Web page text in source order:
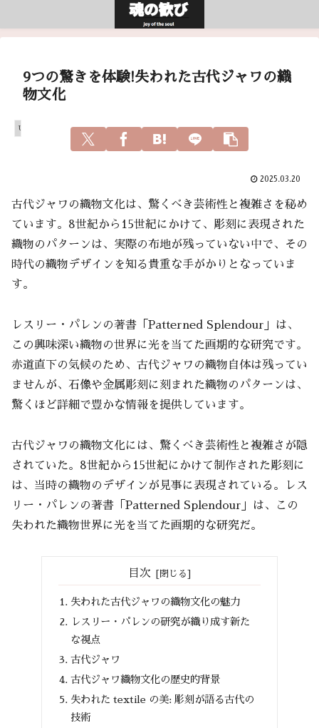
9つの驚きを体験!失われた古代ジャワの織
物文化
Uncategorized
2025.03.20
古代ジャワの織物文化は、驚くべき芸術性と複雑さを秘め
ています。8世紀から15世紀にかけて、彫刻に表現された
織物のパターンは、実際の布地が残っていない中で、その
時代の織物デザインを知る貴重な手がかりとなっていま
す。
レスリー・パレンの著書「Patterned Splendour」は、
この興味深い織物の世界に光を当てた画期的な研究です。
赤道直下の気候のため、古代ジャワの織物自体は残ってい
ませんが、石像や金属彫刻に刻まれた織物のパターンは、
驚くほど詳細で豊かな情報を提供しています。
古代ジャワの織物文化には、驚くべき芸術性と複雑さが隠
されていた。8世紀から15世紀にかけて制作された彫刻に
は、当時の織物のデザインが見事に表現されている。レス
リー・パレンの著書「Patterned Splendour」は、この
失われた織物世界に光を当てた画期的な研究だ。
目次
失われた古代ジャワの織物文化の魅力
レスリー・パレンの研究が織り成す新た
な視点
古代ジャワ
古代ジャワ織物文化の歴史的背景
失われた textile の美: 彫刻が語る古代の
技術